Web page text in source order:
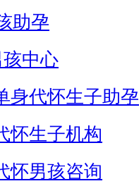
助孕
中心
身代怀生子助孕
怀生子机构
怀男孩咨询